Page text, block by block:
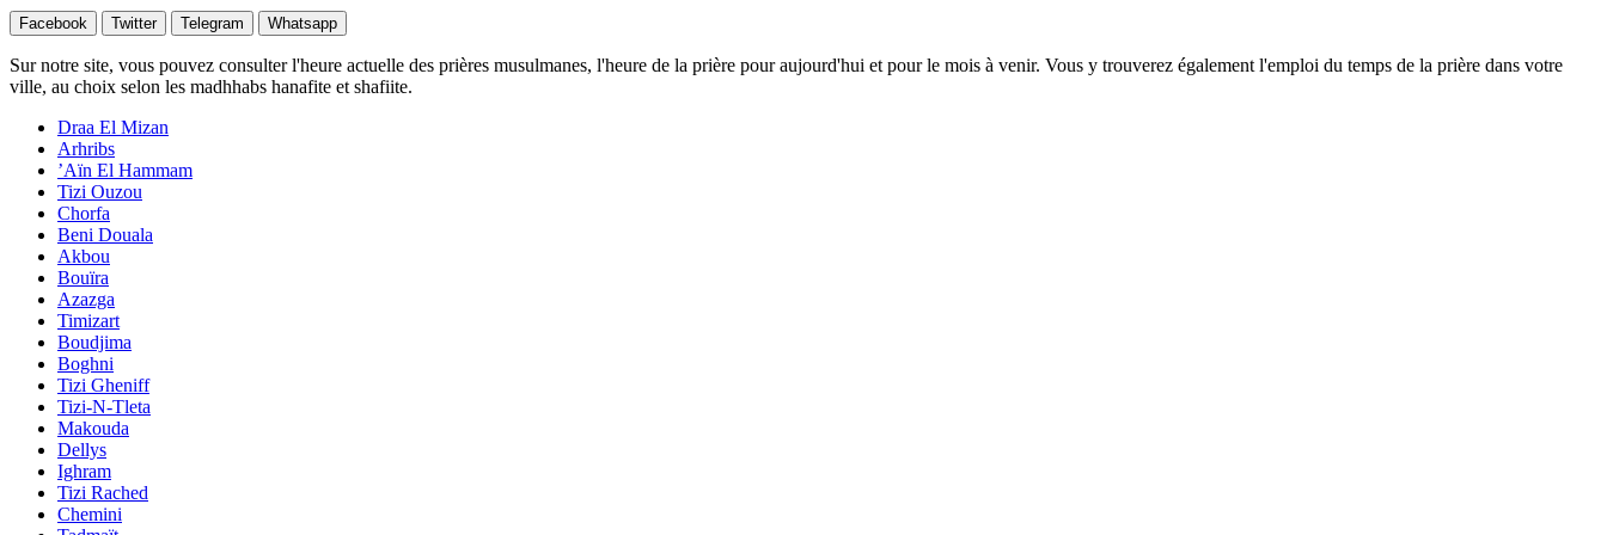
Facebook Twitter Telegram Whatsapp
Sur notre site, vous pouvez consulter l'heure actuelle des prières musulmanes, l'heure de la prière pour aujourd'hui et pour le mois à venir. Vous y trouverez également l'emploi du temps de la prière dans votre
ville, au choix selon les madhhabs hanafite et shafiite.
Draa El Mizan
Arhribs
’Aïn El Hammam
Tizi Ouzou
Chorfa
Beni Douala
Akbou
Bouïra
Azazga
Timizart
Boudjima
Boghni
Tizi Gheniff
Tizi-N-Tleta
Makouda
Dellys
Ighram
Tizi Rached
Chemini